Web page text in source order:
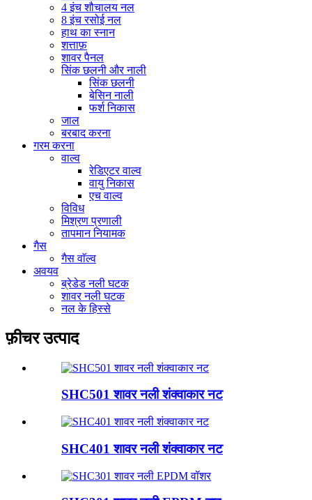
4 इंच शौचालय नल
8 इंच रसोई नल
हाथ का स्नान
शत्ताफ़
शावर पैनल
सिंक छलनी और नाली
सिंक छलनी
बेसिन नाली
फर्श निकास
जाल
बरबाद करना
गरम करना
वाल्व
रेडिएटर वाल्व
वायु निकास
एच वाल्व
विविध
मिश्रण प्रणाली
तापमान नियामक
गैस
गैस वाॅल्व
अवयव
ब्रेडेड नली घटक
शावर नली घटक
नल के हिस्से
फ़ीचर उत्पाद
SHC501 शावर नली शंक्वाकार नट
SHC401 शावर नली शंक्वाकार नट